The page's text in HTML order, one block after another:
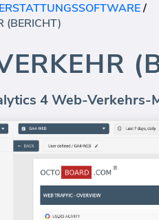
/
(BERICHT)
4 Web-Verkehrs-